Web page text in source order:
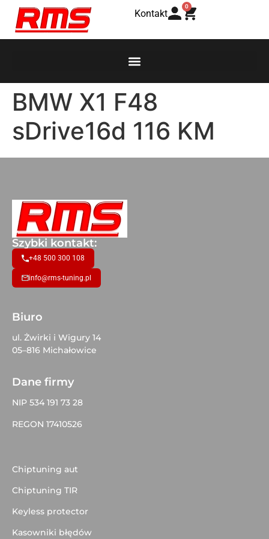
Kontakt
0
BMW X1 F48
sDrive16d 116 KM
Szybki kontakt:
+48 500 300 108
info@rms-tuning.pl
Biuro
ul. Żwirki i Wigury 14
05–816 Michałowice
Dane firmy
NIP 534 191 73 28
REGON 17410526
Chiptuning aut
Chiptuning TIR
Keyless protector
Kasowniki błędów